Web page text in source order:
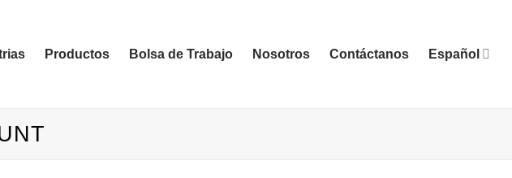
Productos Bolsa de Trabajo Nosotros Contáctanos Español